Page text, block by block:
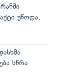
უწოდა,
სწრა...